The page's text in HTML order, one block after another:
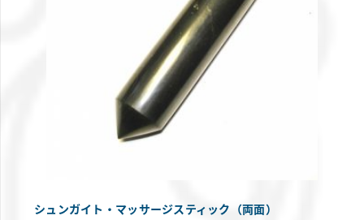
シュンガイト・マッサージスティック（両面）